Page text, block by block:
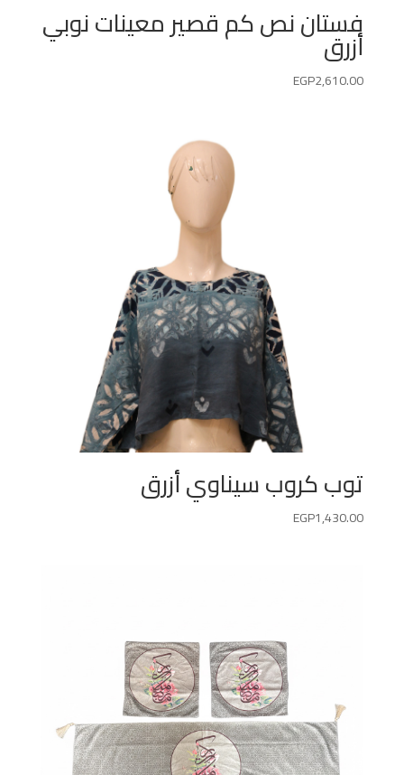
فستان نص كم قصير معينات نوبي
أزرق
EGP2,610.00
توب كروب سيناوي أزرق
EGP1,430.00